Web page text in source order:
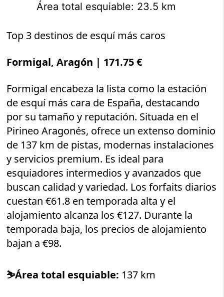
Área total esquiable: 23.5 km
Top 3 destinos de esquí más caros
Formigal, Aragón | 171.75 €
Formigal encabeza la lista como la estación
de esquí más cara de España, destacando
por su tamaño y reputación. Situada en el
Pirineo Aragonés, ofrece un extenso dominio
de 137 km de pistas, modernas instalaciones
y servicios premium. Es ideal para
esquiadores intermedios y avanzados que
buscan calidad y variedad. Los forfaits diarios
cuestan €61.8 en temporada alta y el
alojamiento alcanza los €127. Durante la
temporada baja, los precios de alojamiento
bajan a €98.
⛷️Área total esquiable: 137 km